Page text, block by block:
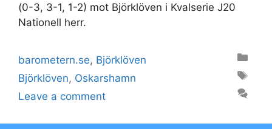
(0-3, 3-1, 1-2) mot Björklöven i Kvalserie J20
Nationell herr.
Categories
barometern.se, Björklöven
Tags
Björklöven, Oskarshamn
Leave a comment